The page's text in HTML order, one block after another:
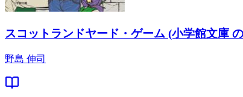
スコットランドヤード・ゲーム (小学館文庫
野島 伸司